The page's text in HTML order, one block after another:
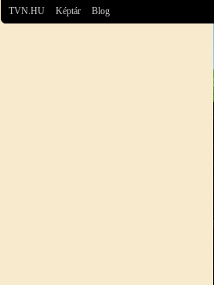
TVN.HU Képtár Blog